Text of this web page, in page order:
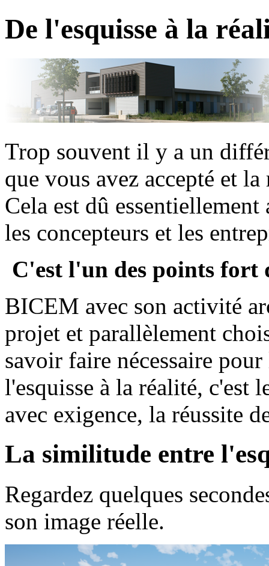
De l'esquisse à la
Trop souvent il y a un
que vous avez accepté et
Cela est dû essentiellement
les concepteurs et les
C'est l'un des points
BICEM avec son activité
projet et parallèlement
savoir faire nécessaire
l'esquisse à la réalité, c'est
avec exigence, la réussite
La similitude entre
Regardez quelques
son image réelle.